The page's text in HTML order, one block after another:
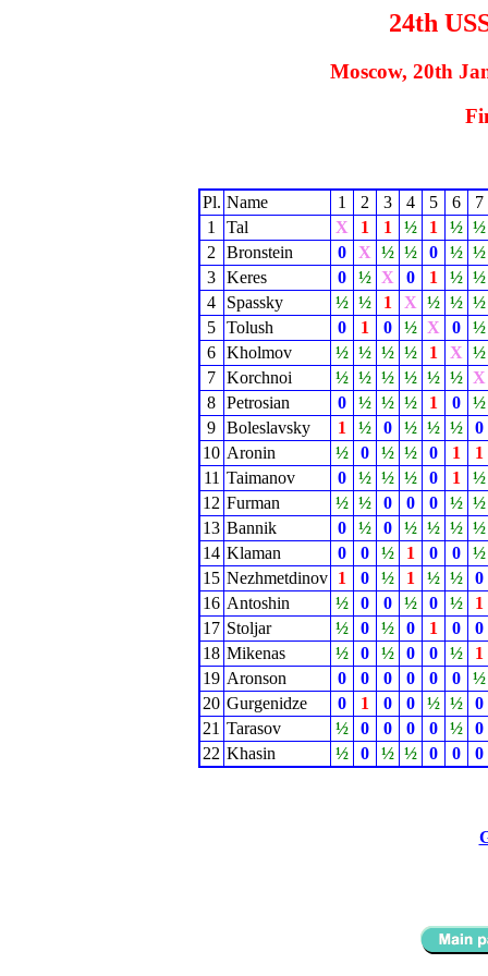
24th
Moscow, 20th
Pl. Name 1 2 3 4 5 6
7
1
Tal X 1 1 ½ 1 ½ ½
2
Bronstein 0 X ½ ½ 0 ½ ½
3 Keres 0 ½ X 0 1 ½ ½
4
Spassky ½ ½ 1 X ½ ½ ½
5 Tolush 0 1 0 ½ X 0
½
6 Kholmov ½ ½ ½ ½ 1 X ½
7 Korchnoi ½ ½ ½ ½ ½ ½ X
8 Petrosian 0 ½ ½ ½ 1 0
½
9 Boleslavsky 1 ½ 0 ½ ½ ½
0
10 Aronin ½ 0 ½ ½ 0 1
1
11 Taimanov 0 ½ ½ ½ 0 1
½
12 Furman ½ ½ 0 0 0 ½ ½
13 Bannik 0 ½ 0 ½ ½ ½ ½
14 Klaman 0 0 ½ 1 0 0
½
15 Nezhmetdinov 1 0 ½ 1 ½ ½
0
16 Antoshin ½ 0 0 ½ 0 ½
1
17 Stoljar ½ 0 ½ 0 1 0
0
18 Mikenas ½ 0 ½ 0 0 ½
1
19 Aronson 0 0 0 0 0 0
½
20 Gurgenidze 0 1 0 0 ½ ½
0
21 Tarasov ½ 0 0 0 0 ½
0
22 Khasin ½ 0 ½ ½ 0 0 0